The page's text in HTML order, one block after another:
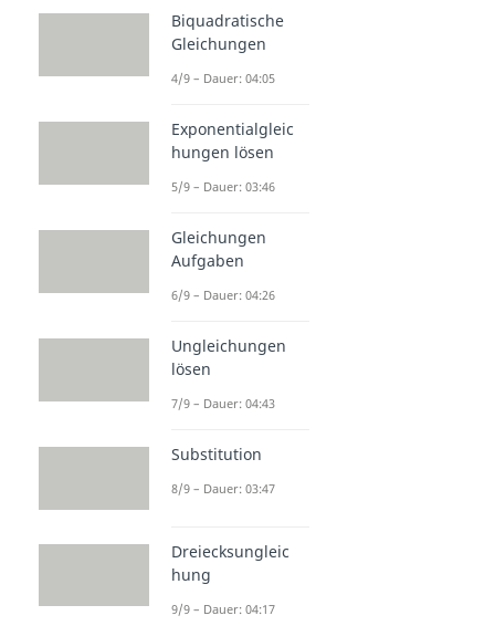
Biquadratische
Gleichungen
4/9 – Dauer: 04:05
Exponentialgleic
hungen lösen
5/9 – Dauer: 03:46
Gleichungen
Aufgaben
6/9 – Dauer: 04:26
Ungleichungen
lösen
7/9 – Dauer: 04:43
Substitution
8/9 – Dauer: 03:47
Dreiecksungleic
hung
9/9 – Dauer: 04:17